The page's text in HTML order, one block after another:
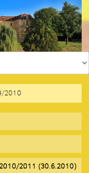
2010
2010/2011 (30.6.2010)